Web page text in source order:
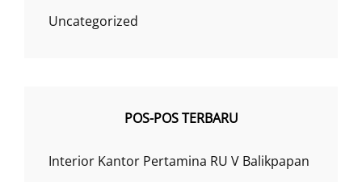
Uncategorized
POS-POS TERBARU
Interior Kantor Pertamina RU V Balikpapan